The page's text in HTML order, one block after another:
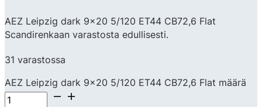
AEZ Leipzig dark 9×20 5/120 ET44 CB72,6 Flat
Scandirenkaan varastosta edullisesti.
31 varastossa
AEZ Leipzig dark 9x20 5/120 ET44 CB72,6 Flat määrä